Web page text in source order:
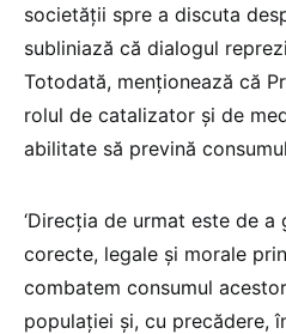
societăţii spre a discuta
subliniază că dialogul
Totodată, menţionează că
rolul de catalizator şi de
abilitate să prevină
‘Direcţia de urmat este de a
corecte, legale şi morale
combatem consumul
populaţiei şi, cu precădere,